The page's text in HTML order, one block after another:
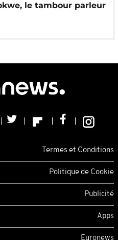
le tambour parleur
Termes et Conditions
Politique de Cookie
Publicité
Apps
Euronews